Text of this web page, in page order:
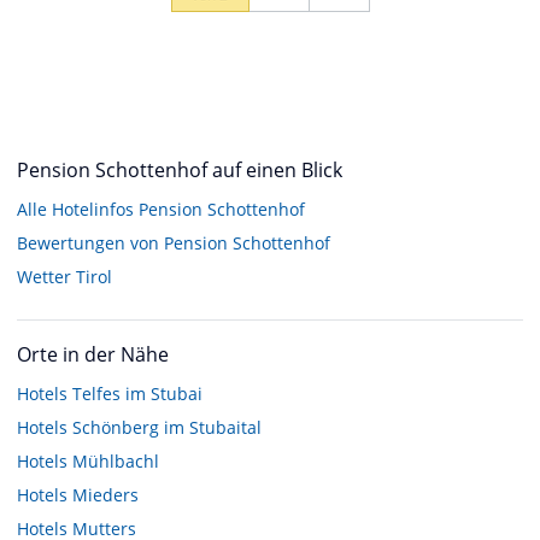
Pension Schottenhof auf einen Blick
Alle Hotelinfos Pension Schottenhof
Bewertungen von Pension Schottenhof
Wetter Tirol
Orte in der Nähe
Hotels Telfes im Stubai
Hotels Schönberg im Stubaital
Hotels Mühlbachl
Hotels Mieders
Hotels Mutters